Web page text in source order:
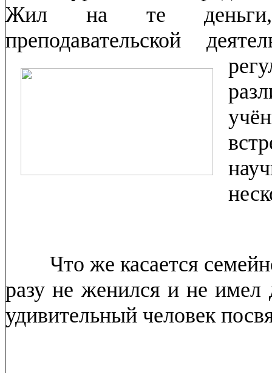
Жил на те деньги,
преподавательской
Что же касается
разу не женился и не
удивительный человек